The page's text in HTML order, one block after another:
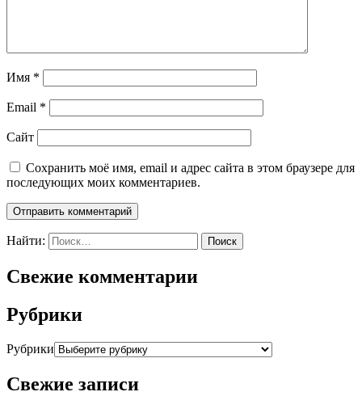
Имя *
Email *
Сайт
Сохранить моё имя, email и адрес сайта в этом браузере для
последующих моих комментариев.
Найти:
Свежие комментарии
Рубрики
Рубрики
Свежие записи